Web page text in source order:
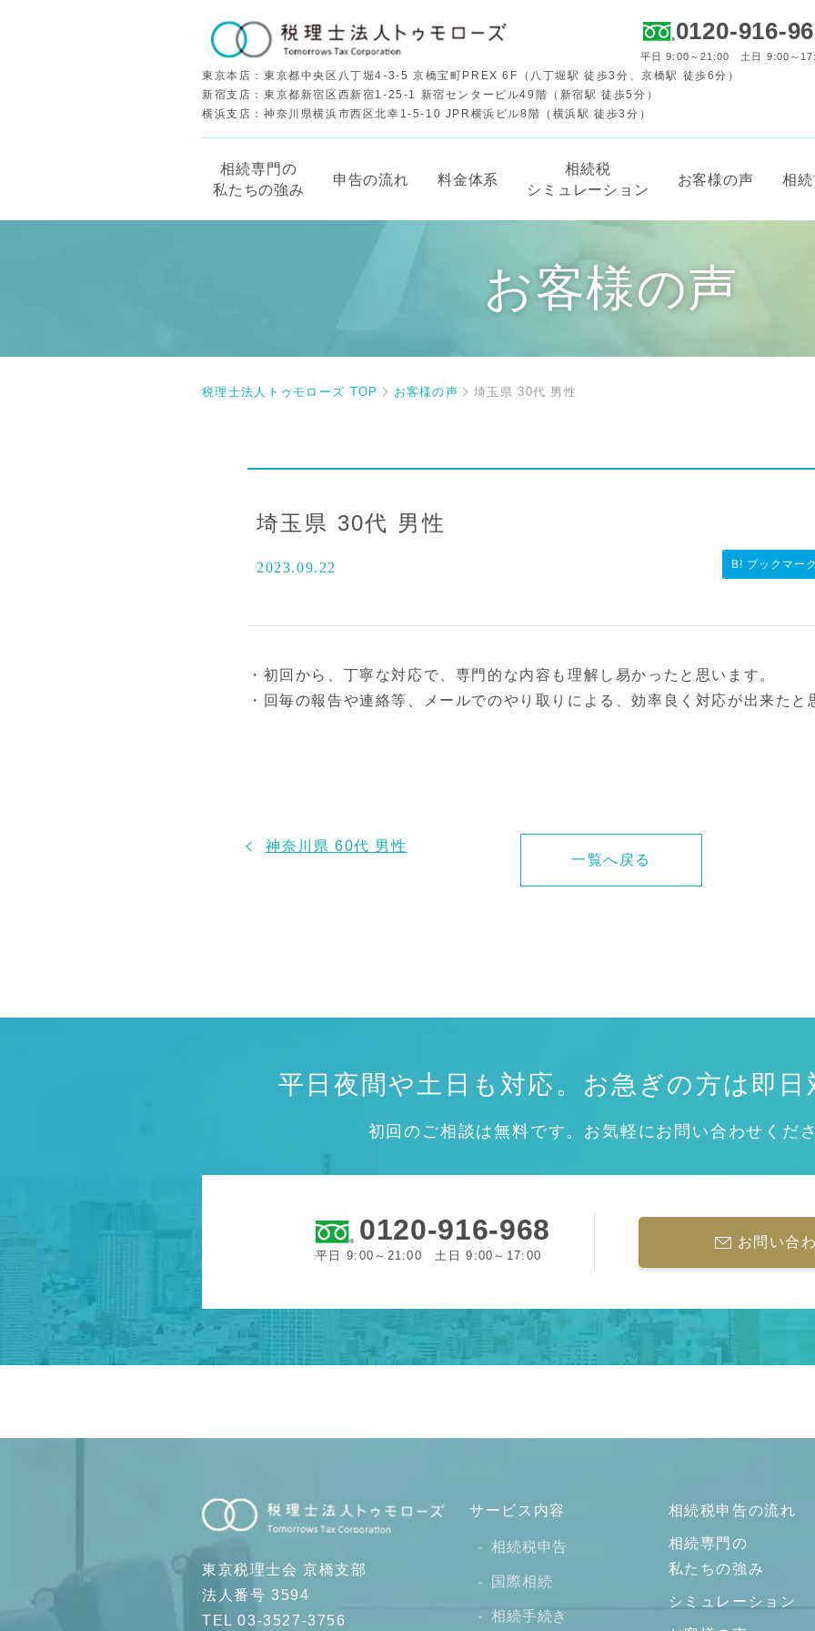
0120-916-
平日 9:00～21:00 土日 9:00～
東京本店：東京都中央区八丁堀4-3-5 京橋宝町PREX 6F（八丁堀駅 徒歩3分、京橋駅 徒歩6分）
新宿支店：東京都新宿区西新宿1-25-1 新宿センタービル49階（新宿駅 徒歩5分）
横浜支店：神奈川県横浜市西区北幸1-5-10 JPR横浜ビル8階（横浜駅 徒歩3分）
相続専門の
私たちの強み
申告の流れ 料金体系
相続税
シミュレーション
お客様の声 相
お客様の声
税理士法人トゥモローズ TOP お客様の声 埼玉県 30代 男性
埼玉県 30代 男性
2023.09.22 B! ブックマーク
・初回から、丁寧な対応で、専門的な内容も理解し易かったと思います。
・回毎の報告や連絡等、メールでのやり取りによる、効率良く対応が出来たと
神奈川県 60代 男性
一覧へ戻る
平日夜間や土日も対応。 お急ぎの方は即日
初回のご相談は無料です。お気軽にお問い合わせくださ
0120-916-968
平日 9:00～21:00 土日 9:00～17:00
お問い合
東京税理士会 京橋支部
法人番号 3594
TEL 03-3527-3756
サービス内容
相続税申告
国際相続
相続手続き
相続税申告の流れ
相続専門の
私たちの強み
シミュレーション